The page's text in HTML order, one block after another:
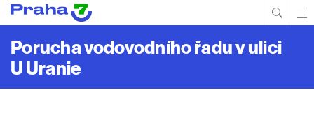
Porucha vodovodního řadu v ulici
U Uranie